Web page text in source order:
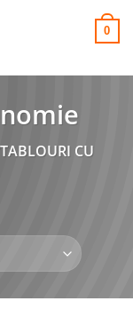
0
CU